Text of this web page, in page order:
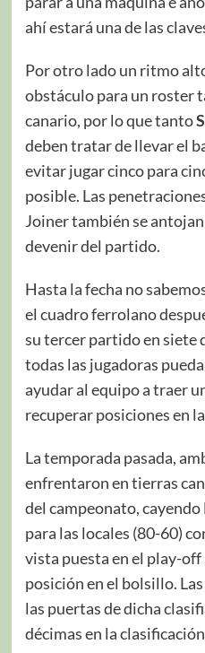
ahí estará una de las
Por otro lado un ritmo
obstáculo para un roster
canario, por lo que tanto
deben tratar de llevar el
evitar jugar cinco para
posible. Las
Joiner también se
devenir del partido.
Hasta la fecha no
el cuadro ferrolano
su tercer partido en siete
todas las jugadoras
ayudar al equipo a traer
recuperar posiciones en
La temporada pasada,
enfrentaron en tierras
del campeonato,
para las locales (80-60)
vista puesta en el play-
posición en el bolsillo.
las puertas de dicha
décimas en la